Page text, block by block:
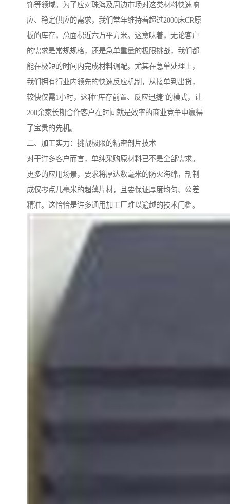
饰等领域。为了应对珠海及周边市场对这类材料快速响
应、稳定供应的需求，我们常年维持着超过2000床CR原
板的库存，总面积近六万平方米。这意味着，无论客户
的需求是常规规格，还是急单重量的极限挑战，我们都
能在极短的时间内完成材料调配。尤其在急单处理上，
我们拥有行业内领先的快速反应机制，从接单到出货，
较快仅需1小时，这种“库存前置、反应迅捷”的模式，让
200余家长期合作客户在时间就是效率的商业竞争中赢得
了宝贵的先机。
二、加工实力：挑战极限的精密剖片技术
对于许多客户而言，单纯采购原材料已不是全部需求。
更多的应用场景，要求将厚达数毫米的防火海绵，剖制
成仅零点几毫米的超薄片材，且要保证厚度均匀、公差
精准。这恰恰是许多通用加工厂难以逾越的技术门槛。